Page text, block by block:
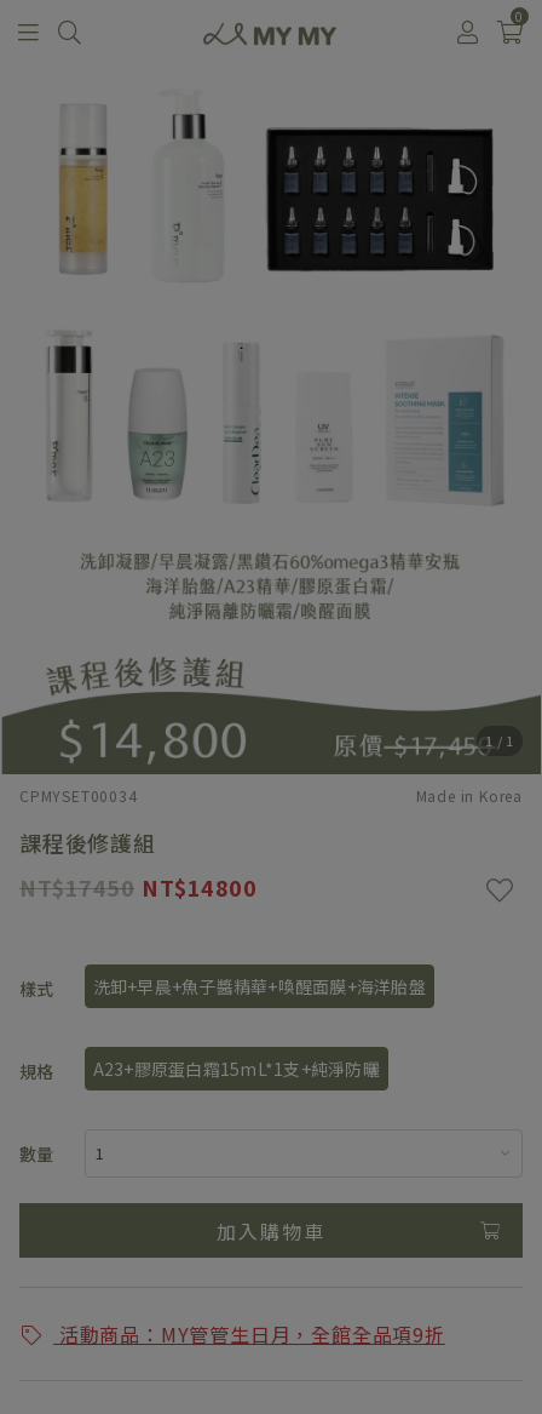
0
回商品列表
1 / 1
CPMYSET00034 Made in Korea
課程後修護組
17450
14800
樣式 洗卸+早晨+魚子醬精華+喚醒面膜+海洋胎盤
規格 A23+膠原蛋白霜15mL*1支+純淨防曬
數量
加入購物車
活動商品：MY管管生日月，全館全品項9折